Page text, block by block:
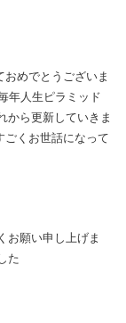
おめでとうございま
年人生ピラミッド
から更新していきま
ごくお世話になって
お願い申し上げま
た